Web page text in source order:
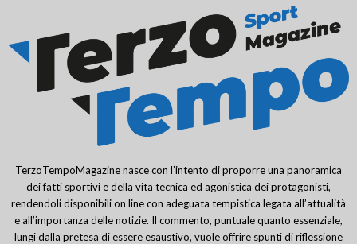
TerzoTempoMagazine nasce con l’intento di proporre una panoramica
dei fatti sportivi e della vita tecnica ed agonistica dei protagonisti,
rendendoli disponibili on line con adeguata tempistica legata all’attualità
e all’importanza delle notizie. Il commento, puntuale quanto essenziale,
lungi dalla pretesa di essere esaustivo, vuole offrire spunti di riflessione